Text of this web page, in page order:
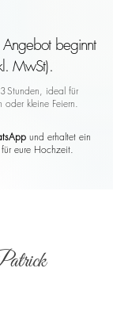
beginnt
MwSt).
Stunden, ideal für
oder kleine Feiern.
und erhaltet ein
eure Hochzeit.